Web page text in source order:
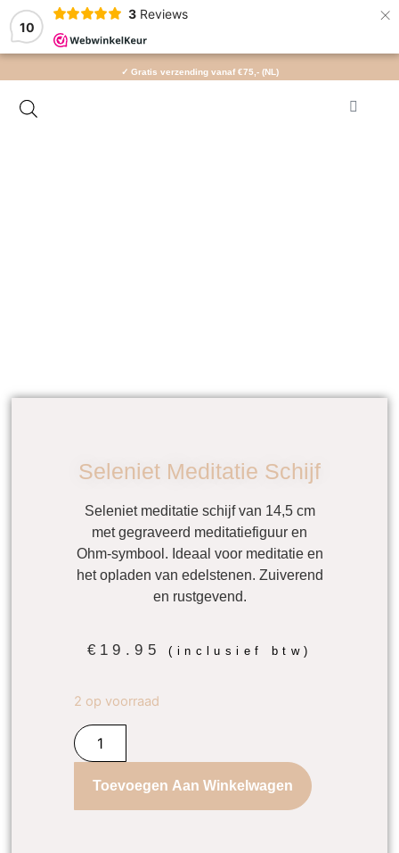
10
3 Reviews ×
✓ Gratis verzending vanaf €75,- (NL)
Seleniet Meditatie Schijf
Seleniet meditatie schijf van 14,5 cm
met gegraveerd meditatiefiguur en
Ohm-symbool. Ideaal voor meditatie en
het opladen van edelstenen. Zuiverend
en rustgevend.
€ 19.95 (inclusief btw)
2 op voorraad
Toevoegen Aan Winkelwagen